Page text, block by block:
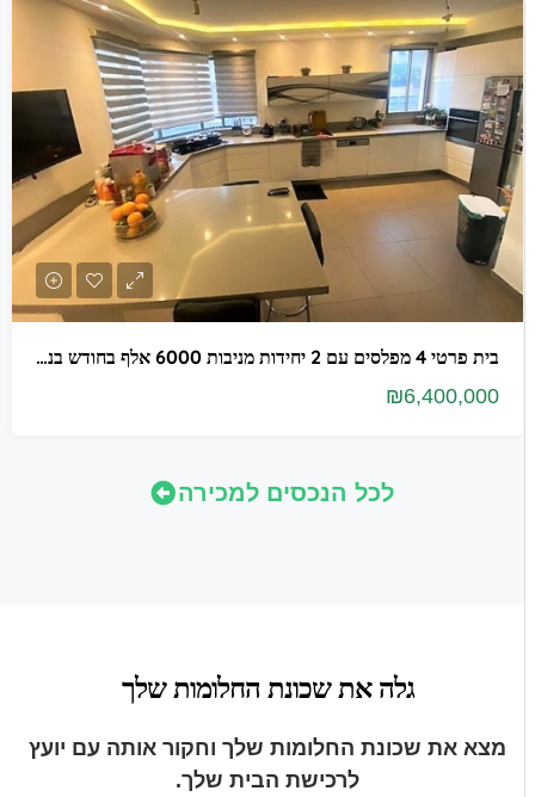
בית פרטי 4 מפלסים עם 2 יחידות מניבות 6000 אלף בחודש בנווה דקלים ראשון לציון
₪6,400,000
לכל הנכסים למכירה
גלה את שכונת החלומות שלך
מצא את שכונת החלומות שלך וחקור אותה עם יועץ
לרכישת הבית שלך.